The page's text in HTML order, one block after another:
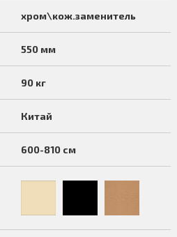
хром\кож.заменитель
550 мм
90 кг
Китай
600-810 см